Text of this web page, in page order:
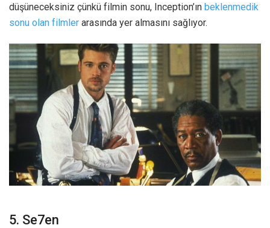
düşüneceksiniz çünkü filmin sonu, Inception’ın beklenmedik
sonu olan filmler arasında yer almasını sağlıyor.
5. Se7en